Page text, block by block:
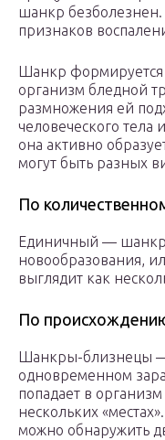
шанкр безболезнен.
признаков
Шанкр формируется
организм бледной
размножения ей
человеческого тела
она активно
могут быть разных
По
Единичный — шанкр
новообразования,
выглядит как
По
Шанкры-близнецы
одновременном
попадает в
нескольких
можно обнаружить